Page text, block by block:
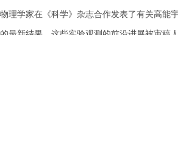
理学家在《科学》杂志合作发表了有关高
最新结果，这些实验观测的前沿进展被审